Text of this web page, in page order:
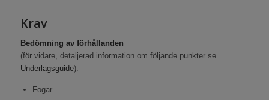
Krav
Bedömning av förhållanden
(för vidare, detaljerad information om följande punkter se
Underlagsguide):
Fogar